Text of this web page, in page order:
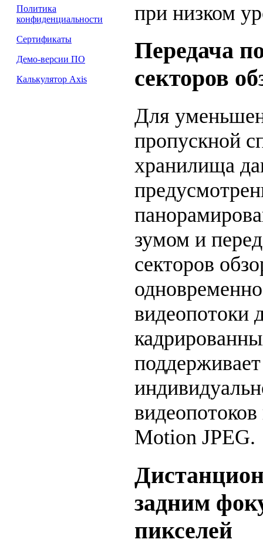
Политика
конфиденциальности
Сертификаты
Демо-версии ПО
Калькулятор Axis
при низком
Передача
секторов
Для
пропускной
хранилища
зумом и
секторов
видеопотоки
Motion JPEG.
задним
пикселей